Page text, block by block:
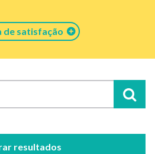
de satisfação
resultados